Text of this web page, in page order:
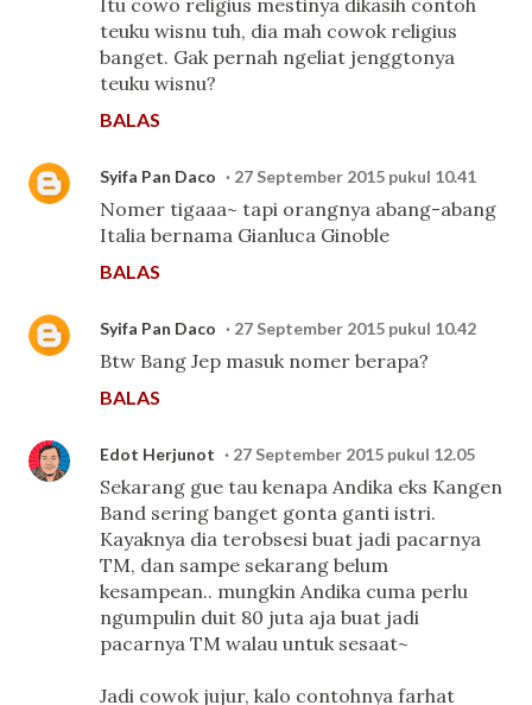
teuku wisnu tuh, dia mah cowok religius
banget. Gak pernah ngeliat jenggtonya
teuku wisnu?
BALAS
Syifa Pan Daco 27 September 2015 pukul 10.41
Nomer tigaaa~ tapi orangnya abang-abang
Italia bernama Gianluca Ginoble
BALAS
Syifa Pan Daco 27 September 2015 pukul 10.42
Btw Bang Jep masuk nomer berapa?
BALAS
Edot Herjunot 27 September 2015 pukul 12.05
Sekarang gue tau kenapa Andika eks Kangen
Band sering banget gonta ganti istri.
Kayaknya dia terobsesi buat jadi pacarnya
TM, dan sampe sekarang belum
kesampean.. mungkin Andika cuma perlu
ngumpulin duit 80 juta aja buat jadi
pacarnya TM walau untuk sesaat~
Jadi cowok jujur, kalo contohnya farhat